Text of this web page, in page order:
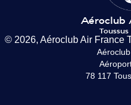
© 2026, Aéroclub Air France
78 117